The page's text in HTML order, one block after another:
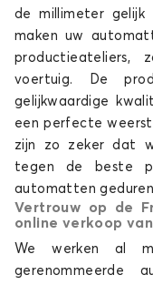
de millimeter
maken uw
voertuig. De
gelijkwaardige
een perfecte
zijn zo zeker dat
tegen de beste
automatten
Vertrouw op de
online verkoop
We werken al
gerenommeerde